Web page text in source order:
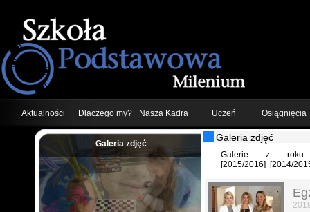
Aktualności Dlaczego my? Nasza Kadra Uczeń Osiągnięcia
Galeria zdjęć
Galeria zdjęć
Galerie z roku
[2015/2016] [2014/